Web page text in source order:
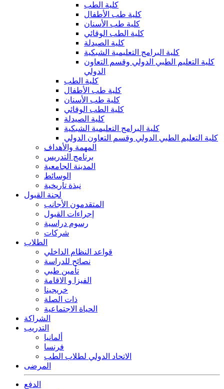
كلية الطب
كلية طب الأطفال
كلية طب الأسنان
كلية الطب الوقائي
كلية الصيدلة
كلية البرامج التعليمية الشبكية
كلية التعليم الطبي الدولي وقسم التعاون
الدولي
كلية الطب
كلية طب الأطفال
كلية طب الأسنان
كلية الطب الوقائي
كلية الصيدلة
كلية البرامج التعليمية الشبكية
كلية التعليم الطبي الدولي وقسم التعاون الدولي
المهمة والأهداف
برنامج التدريس
المدينة الجامعية
الوسائط
نبذة تاريخية
لجنة القبول
المتقدمون الأجانب
إجراءات القبول
رسوم دراسية
شركات
الطلاب
قواعد النظام الداخلي
نصائح للدراسة
تأمين طبي
الفيزا و الاقامة
خريجينا
ذات الصلة
الحياة الاجتماعية
الشراكة
التدريب
ألمانيا
فرنسا
الاتحاد الدولي لطلاب الطب
المرضى
الدفع